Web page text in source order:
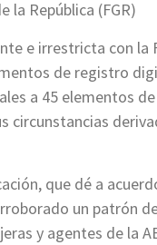
la República (FGR)
e irrestricta con la
de registro
a 45 elementos
circunstancias
que dé a
un patrón
y agentes de la